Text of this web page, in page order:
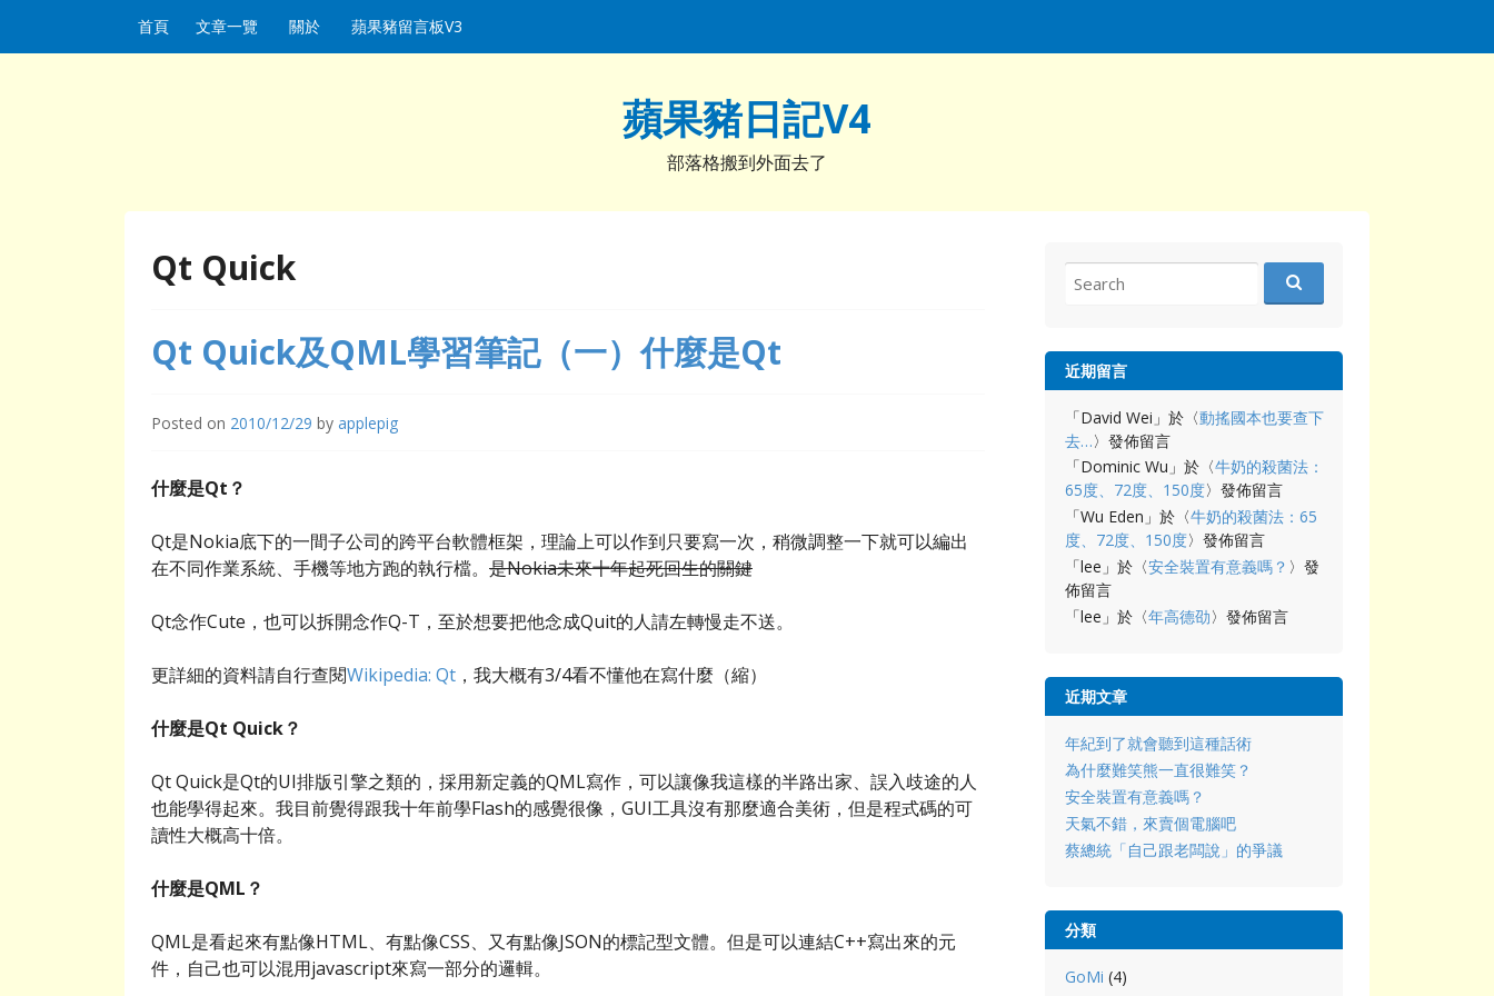
首頁 文章一覽 關於 蘋果豬留言板V3
蘋果豬日記V4
部落格搬到外面去了
Qt Quick
Qt Quick及QML學習筆記（一）什麼是Qt
Posted on 2010/12/29 by applepig
什麼是Qt？
Qt是Nokia底下的一間子公司的跨平台軟體框架，理論上可以作到只要寫一次，稍微調整一下就可以編出
在不同作業系統、手機等地方跑的執行檔。 是Nokia未來十年起死回生的關鍵
Qt念作Cute，也可以拆開念作Q-T，至於想要把他念成Quit的人請左轉慢走不送。
更詳細的資料請自行查閱Wikipedia: Qt ，我大概有3/4看不懂他在寫什麼（縮）
什麼是Qt Quick？
Qt Quick是Qt的UI排版引擎之類的，採用新定義的QML寫作，可以讓像我這樣的半路出家、誤入歧途的人
也能學得起來。我目前覺得跟我十年前學Flash的感覺很像，GUI工具沒有那麼適合美術，但是程式碼的可
讀性大概高十倍。
什麼是QML？
QML是看起來有點像HTML、有點像CSS、又有點像JSON的標記型文體。但是可以連結C++寫出來的元
件，自己也可以混用javascript來寫一部分的邏輯。
for:
近期留言
「David Wei 」於〈動搖國本也要查下
去…〉發佈留言
「Dominic Wu 」於〈牛奶的殺菌法：
65度、72度、150度〉發佈留言
「Wu Eden 」於〈牛奶的殺菌法：65
度、72度、150度〉發佈留言
「lee 」於〈安全裝置有意義嗎？ 〉發
佈留言
「lee 」於〈年高德劭〉發佈留言
近期文章
年紀到了就會聽到這種話術
為什麼難笑熊一直很難笑？
安全裝置有意義嗎？
天氣不錯，來賣個電腦吧
蔡總統「自己跟老闆說」的爭議
分類
GoMi (4)